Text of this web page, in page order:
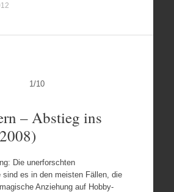
1/10
– Abstieg ins
Die unerforschten
sind es in den meisten Fällen, die
Anziehung auf Hobby-